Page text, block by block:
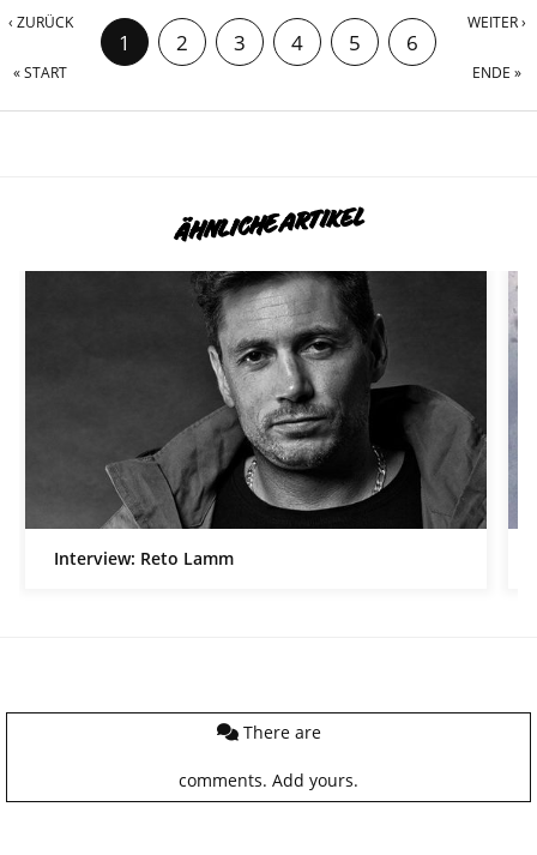
‹ ZURÜCK
« START
1 2 3 4 5 6
WEITER ›
ENDE »
ÄHNLICHE ARTIKEL
Interview: Reto Lamm
There are
comments. Add yours.